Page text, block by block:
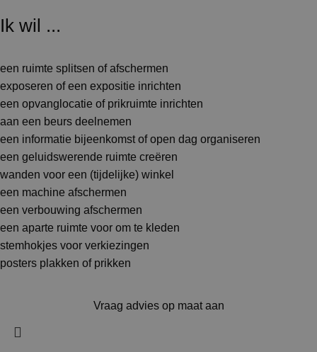
Ik wil ...
een ruimte splitsen of afschermen
exposeren of een expositie inrichten
een opvanglocatie of prikruimte inrichten
aan een beurs deelnemen
een informatie bijeenkomst of open dag organiseren
een geluidswerende ruimte creëren
wanden voor een (tijdelijke) winkel
een machine afschermen
een verbouwing afschermen
een aparte ruimte voor om te kleden
stemhokjes voor verkiezingen
posters plakken of prikken
Vraag advies op maat aan